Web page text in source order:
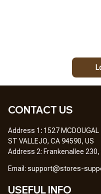
CONTACT US
Address 1: 1527 MCDOUGAL
ST VALLEJO, CA 94590, US
Address 2: Frankenallee
Email: support@stores-
USEFUL INFO